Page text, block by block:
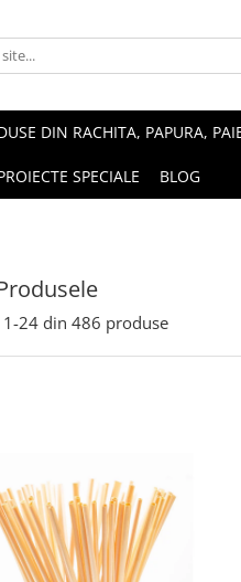
DIN RACHITA, PAPURA,
SPECIALE BLOG
1-24 din 486 produse